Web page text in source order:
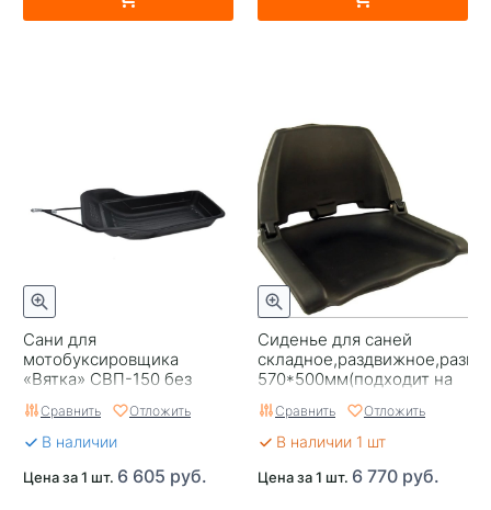
Сани для
мотобуксировщика
«Вятка» СВП-150 без
накладок
Сравнить Отложить
В наличии
Цена за 1 шт. 6 605 руб.
Сиденье для саней
570*500мм(подходит на
все сани,кроме СВП 220
Буран)
Сравнить Отложить
В наличии 1 шт
Цена за 1 шт. 6 770 руб.